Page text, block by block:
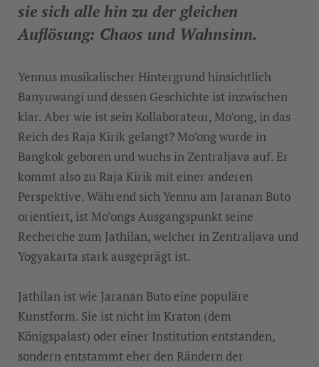
sie sich alle hin zu der gleichen
Auflösung: Chaos und Wahnsinn.
Yennus musikalischer Hintergrund hinsichtlich
Banyuwangi und dessen Geschichte ist inzwischen
klar. Aber wie ist sein Kollaborateur, Mo’ong, in das
Reich des Raja Kirik gelangt? Mo’ong wurde in
Bangkok geboren und wuchs in Zentraljava auf. Er
kommt also zu Raja Kirik mit einer anderen
Perspektive. Während sich Yennu am Jaranan Buto
orientiert, ist Mo’ongs Ausgangspunkt seine
Recherche zum Jathilan, welcher in Zentraljava und
Yogyakarta stark ausgeprägt ist.
Jathilan ist wie Jaranan Buto eine populäre
Kunstform. Sie ist nicht im Kraton (dem
Königspalast) oder einer Institution entstanden,
sondern entstammt eher den Rändern der